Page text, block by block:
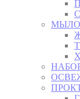
МЫЛО